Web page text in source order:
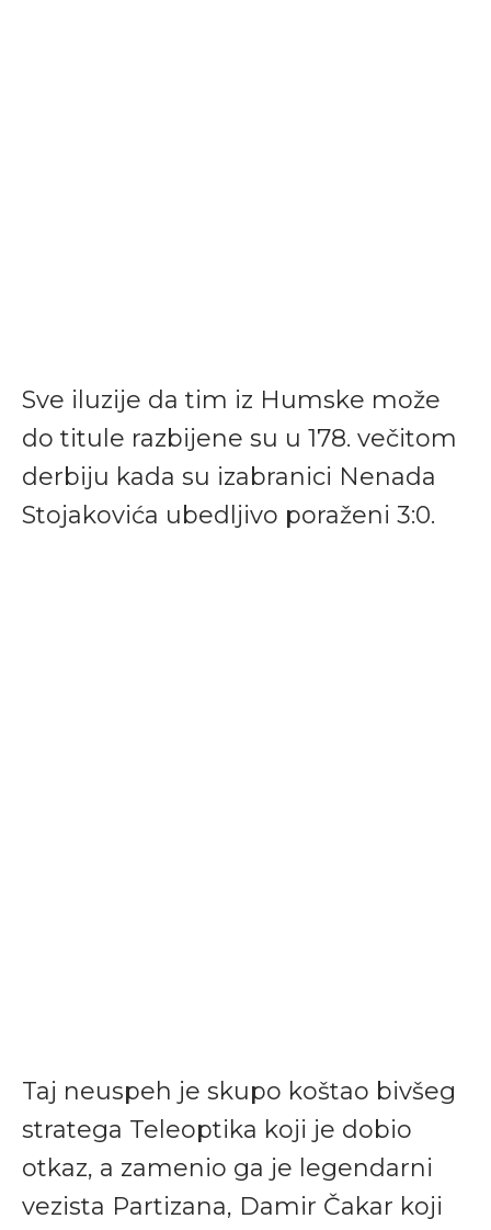
Sve iluzije da tim iz Humske može
do titule razbijene su u 178. večitom
derbiju kada su izabranici Nenada
Stojakovića ubedljivo poraženi 3:0.
Taj neuspeh je skupo koštao bivšeg
stratega Teleoptika koji je dobio
otkaz, a zamenio ga je legendarni
vezista Partizana, Damir Čakar koji